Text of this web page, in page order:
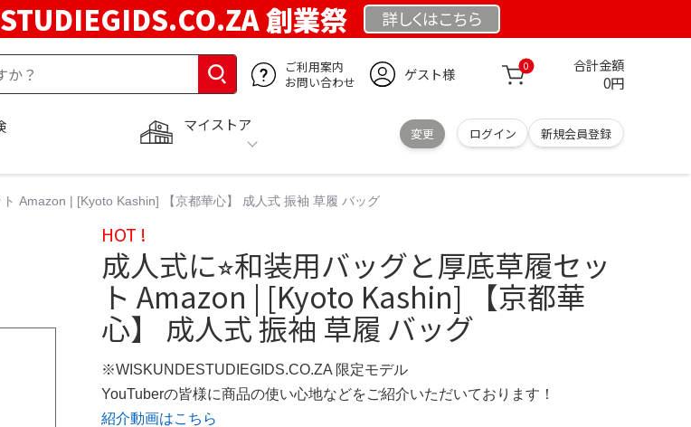
創業祭 詳しくはこちら
ご利用案内
お問い合わせ
ゲスト様 0 合計金額
0円
マイストア
変更 ログイン 新規会員登録
ト Amazon | [Kyoto Kashin] 【京都華心】 成人式 振袖 草履 バッグ
HOT !
成人式に⭐︎和装用バッグと厚底草履セッ
ト Amazon | [Kyoto Kashin] 【京都華
心】 成人式 振袖 草履 バッグ
※WISKUNDESTUDIEGIDS.CO.ZA 限定モデル
YouTuberの皆様に商品の使い心地などをご紹介いただいております！
紹介動画はこちら